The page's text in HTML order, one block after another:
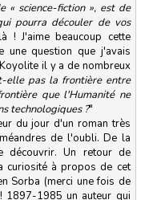
« science-fiction », est de
pourra découler de vos
! J'aime beaucoup cette
une question que j'avais
il y a de nombreux
elle pas la frontière entre
que l'Humanité ne
technologiques ?"
du jour d'un roman très
de l'oubli. De la
découvrir. Un retour de
curiosité à propos de cet
Sorba (merci une fois de
1897-1985 un auteur qui